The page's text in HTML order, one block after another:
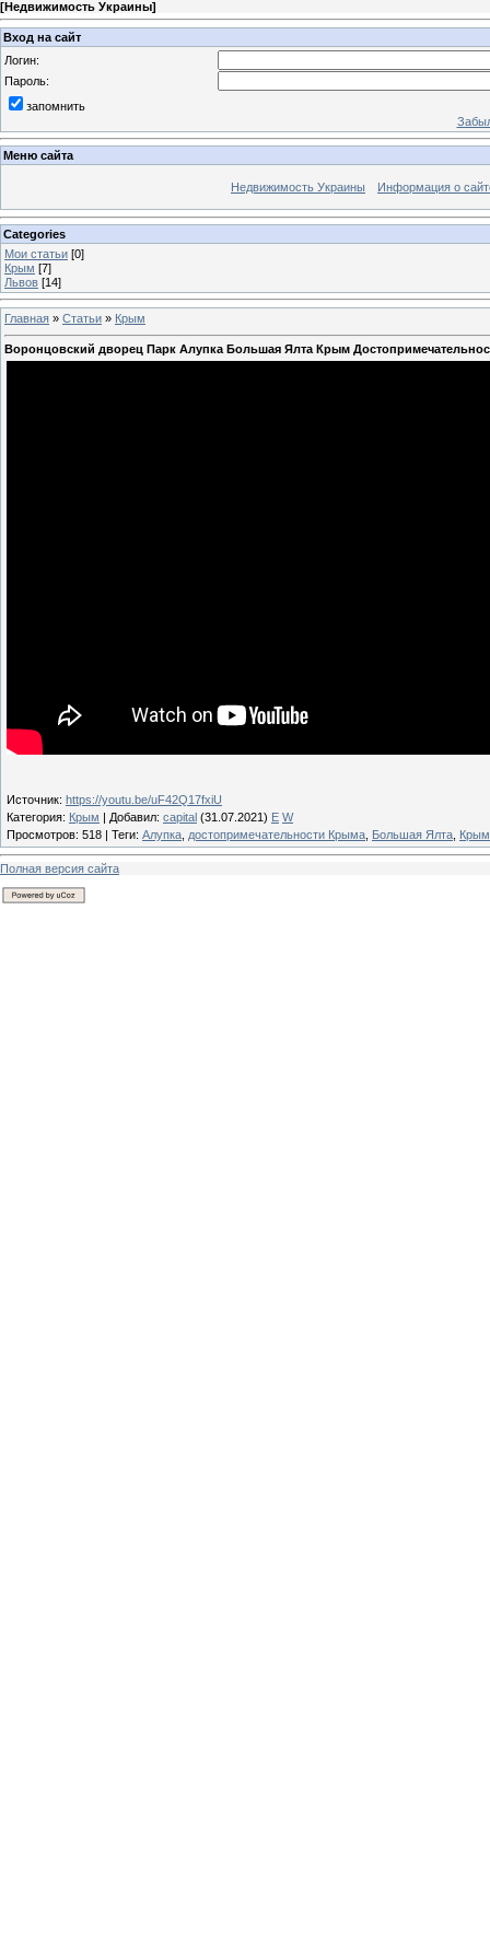
[Недвижимость Украины]
Вход на сайт
Логин:
Пароль:
запомнить
Меню сайта
Недвижимость Украины Информация о
Categories
Мои статьи [0]
Крым [7]
Львов [14]
Главная » Статьи » Крым
Воронцовский дворец Парк Алупка Большая Ялта Крым
Источник: https://youtu.be/uF42Q17fxiU
Категория: Крым Добавил: capital (31.07.2021) E W
Просмотров: 518 Теги: Алупка достопримечательности Крыма Большая Ялта Крым
Полная версия сайта